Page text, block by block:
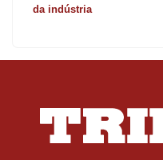
da indústria